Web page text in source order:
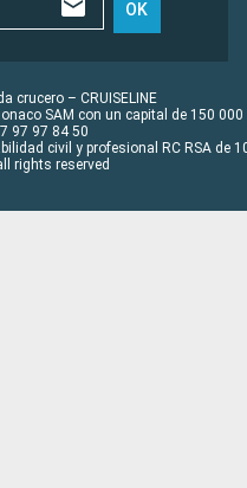
OK
crucero – CRUISELINE
SAM con un capital de 150 000
97 97 84 50
civil y profesional RC RSA de
rights reserved